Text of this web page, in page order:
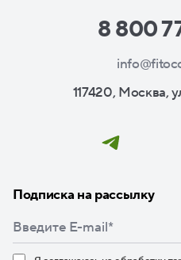
8 800
117420, Москва,
Подписка на рассылку